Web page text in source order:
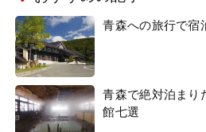
青森への旅行で宿
青森で絶対泊まり
館七選